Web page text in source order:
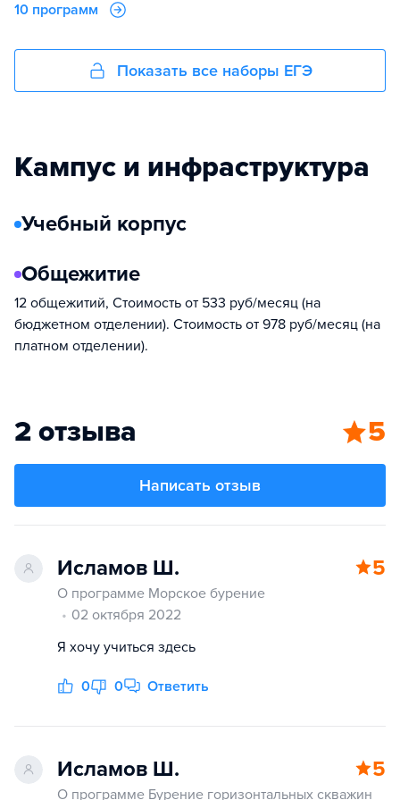
10 программ
Показать все наборы ЕГЭ
Кампус и инфраструктура
Учебный корпус
Общежитие
12 общежитий, Стоимость от 533 руб/месяц (на
бюджетном отделении). Стоимость от 978 руб/месяц (на
платном отделении).
2 отзыва 5
Написать отзыв
Исламов Ш. 5
О программе Морское бурение
02 октября 2022
Я хочу учиться здесь
0 0 Ответить
Исламов Ш. 5
О программе Бурение горизонтальных скважин